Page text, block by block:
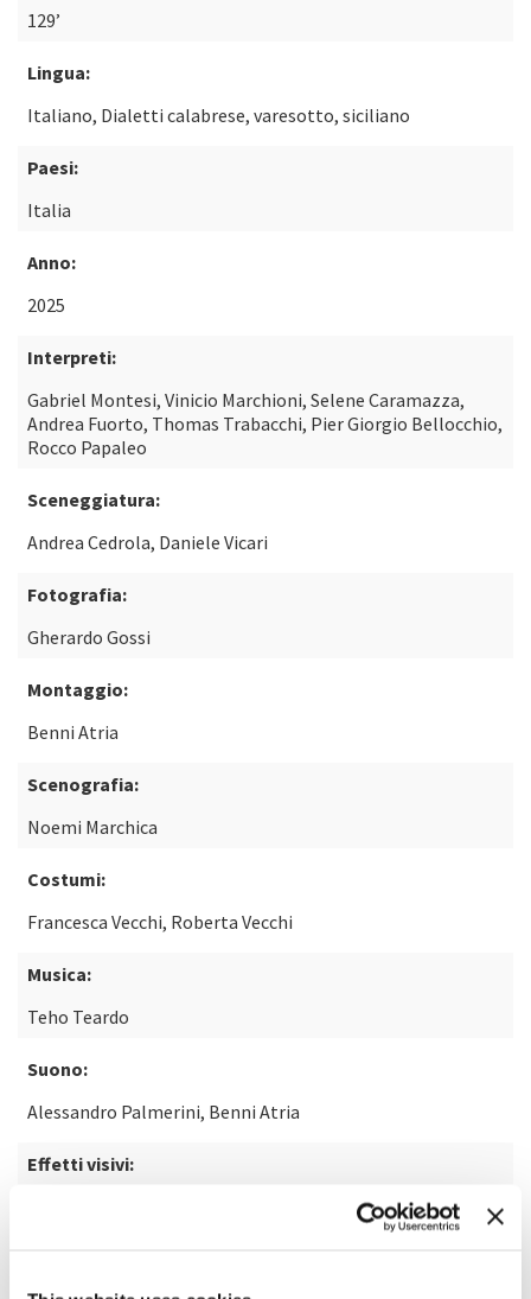
129’
Lingua:
Italiano, Dialetti calabrese, varesotto, siciliano
Paesi:
Italia
Anno:
2025
Interpreti:
Gabriel Montesi, Vinicio Marchioni, Selene Caramazza,
Andrea Fuorto, Thomas Trabacchi, Pier Giorgio Bellocchio,
Rocco Papaleo
Sceneggiatura:
Andrea Cedrola, Daniele Vicari
Fotografia:
Gherardo Gossi
Montaggio:
Benni Atria
Scenografia:
Noemi Marchica
Costumi:
Francesca Vecchi, Roberta Vecchi
Musica:
Teho Teardo
Suono:
Alessandro Palmerini, Benni Atria
Effetti visivi: